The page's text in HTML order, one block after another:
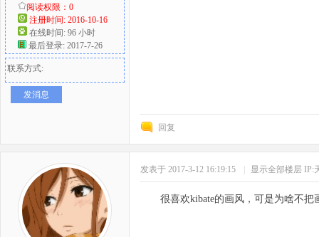
阅读权限：0
注册时间: 2016-10-16
在线时间: 96 小时
最后登录: 2017-7-26
联系方式:
发消息
回复
发表于 2017-3-12 16:19:15 显示全部楼层 IP:
很喜欢kibate的画风，可是为啥不把